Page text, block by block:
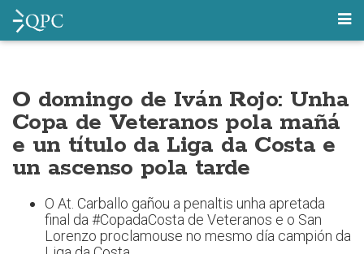
O domingo de Iván Rojo: Unha
Copa de Veteranos pola mañá
e un título da Liga da Costa e
un ascenso pola tarde
O At. Carballo gañou a penaltis unha apretada
final da #CopadaCosta de Veteranos e o San
Lorenzo proclamouse no mesmo día campión da